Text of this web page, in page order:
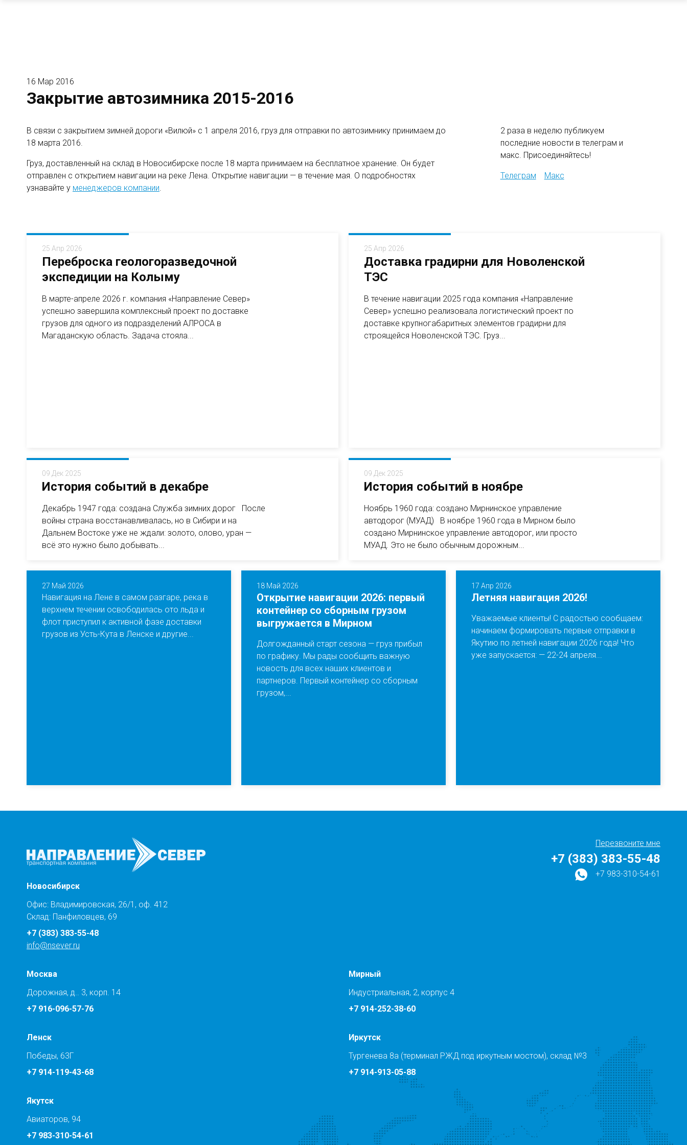
16 Мар 2016
Закрытие автозимника 2015-2016
В связи с закрытием зимней дороги «Вилюй» с 1 апреля 2016, груз для отправки по автозимнику принимаем до
18 марта 2016.
Груз, доставленный на склад в Новосибирске после 18 марта принимаем на бесплатное хранение. Он будет
отправлен с открытием навигации на реке Лена. Открытие навигации — в течение мая. О подробностях
узнавайте у менеджеров компании.
2 раза в неделю публикуем
последние новости в телеграм и
макс. Присоединяйтесь!
Телеграм Макс
25 Апр 2026
Переброска геологоразведочной
экспедиции на Колыму
В марте-апреле 2026 г. компания «Направление Север»
успешно завершила комплексный проект по доставке
грузов для одного из подразделений АЛРОСА в
Магаданскую область. Задача стояла...
25 Апр 2026
Доставка градирни для Новоленской
ТЭС
В течение навигации 2025 года компания «Направление
Север» успешно реализовала логистический проект по
доставке крупногабаритных элементов градирни для
строящейся Новоленской ТЭС. Груз...
09 Дек 2025
История событий в декабре
Декабрь 1947 года: создана Служба зимних дорог После
войны страна восстанавливалась, но в Сибири и на
Дальнем Востоке уже не ждали: золото, олово, уран —
всё это нужно было добывать...
09 Дек 2025
История событий в ноябре
Ноябрь 1960 года: создано Мирнинское управление
автодорог (МУАД) В ноябре 1960 года в Мирном было
создано Мирнинское управление автодорог, или просто
МУАД. Это не было обычным дорожным...
27 Май 2026
Навигация на Лене в самом разгаре, река в
верхнем течении освободилась ото льда и
флот приступил к активной фазе доставки
грузов из Усть-Кута в Ленске и другие...
18 Май 2026
Открытие навигации 2026: первый
контейнер со сборным грузом
выгружается в Мирном
Долгожданный старт сезона — груз прибыл
по графику. Мы рады сообщить важную
новость для всех наших клиентов и
партнеров. Первый контейнер со сборным
грузом,...
17 Апр 2026
Летняя навигация 2026!
Уважаемые клиенты! С радостью сообщаем:
начинаем формировать первые отправки в
Якутию по летней навигации 2026 года! Что
уже запускается: — 22-24 апреля...
Перезвоните мне
+7 (383) 383-55-48
+7 983-310-54-61
Новосибирск
Офис: Владимировская, 26/1, оф. 412
Склад: Панфиловцев, 69
+7 (383) 383-55-48
info@nsever.ru
Москва
Дорожная, д.. 3, корп. 14
+7 916-096-57-76
Мирный
Индустриальная, 2, корпус 4
+7 914-252-38-60
Ленск
Победы, 63Г
+7 914-119-43-68
Иркутск
Тургенева 8а (терминал РЖД под иркутным мостом), склад №3
+7 914-913-05-88
Якутск
Авиаторов, 94
+7 983-310-54-61